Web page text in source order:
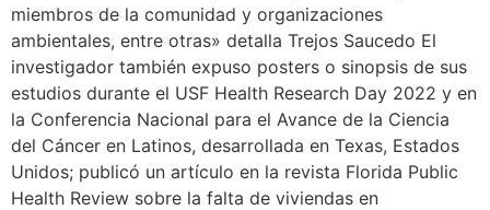
miembros de la comunidad y organizaciones
ambientales, entre otras» detalla Trejos Saucedo El
investigador también expuso posters o sinopsis de sus
estudios durante el USF Health Research Day 2022 y en
la Conferencia Nacional para el Avance de la Ciencia
del Cáncer en Latinos, desarrollada en Texas, Estados
Unidos; publicó un artículo en la revista Florida Public
Health Review sobre la falta de viviendas en